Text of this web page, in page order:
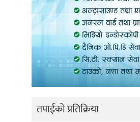
तपाईको प्रतिक्रिया